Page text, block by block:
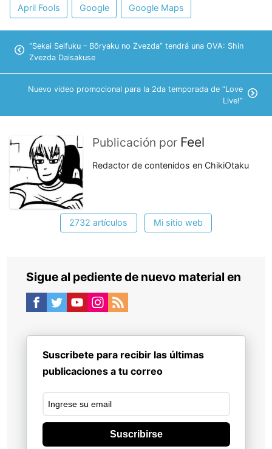
April Fools Google Google Maps
“Sekai Seifuku – Bōryaku no Zvezda” tendrá una OVA: Shin
Zvezda Daisakuse
Nuevo video promocional para la 2da temporada de “Love
Live!”
Publicación por Feel
Redactor de contenidos en ChikiOtaku
2732 artículos Mi sitio web
Sigue al pediente de nuevo material en
Suscribete para recibir las últimas
publicaciones a tu correo
Suscribirse